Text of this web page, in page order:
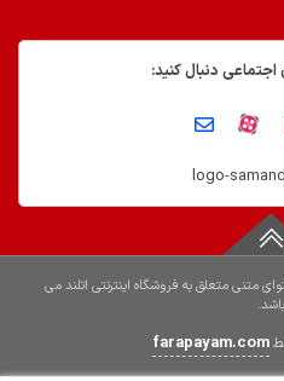
دنبال کنید:
متنی متعلق به فروشگاه اینترنتی اتلند می
باشد.
farapayam.com